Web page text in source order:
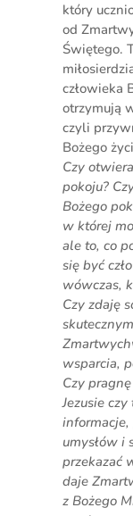
który
od
Świętego.
człowieka
otrzymują
czyli
Bożego
Czy
pokoju?
Bożego
w której
ale to, co
się być
wówczas,
Czy zdaję
wsparcia,
Czy
Jezusie
umysłów i
przekazać
daje
z Bożego